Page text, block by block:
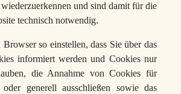
und sind damit für die
technisch notwendig.
so einstellen, dass Sie über das
informiert werden und Cookies nur
die Annahme von Cookies für
generell ausschließen sowie das